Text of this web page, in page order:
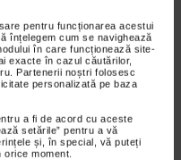
pentru funcționarea acestui
înțelegem cum se navighează
în care funcționează site-
exacte în cazul căutărilor,
Partenerii noștri folosesc
personalizată pe baza
a fi de acord cu aceste
setările” pentru a vă
și, în special, vă puteți
moment.